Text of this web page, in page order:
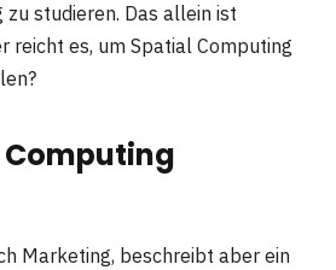
studieren. Das allein ist
reicht es, um Spatial Computing
Marketing, beschreibt aber ein